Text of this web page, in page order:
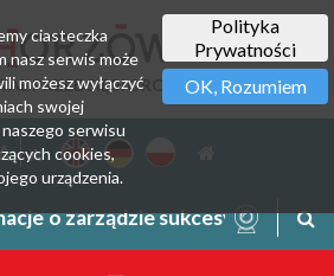
PRZEDSIĘBIORCY
o zarządzie sukcesyjnym
Polityka
Prywatności
OK, Rozumiem
ciasteczka
nasz serwis może
możesz wyłączyć
swojej
serwisu
cookies,
urządzenia.